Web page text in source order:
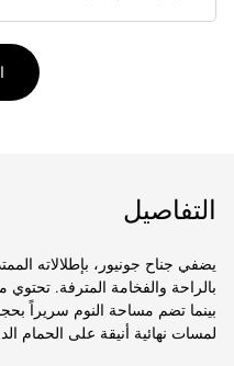
التفاصيل
يضفي جناح جونيور، بإطلالاته
بالراحة والفخامة المترفة.
بينما تضم مساحة النوم سريراً
لمسات نهائية أنيقة على الحمام